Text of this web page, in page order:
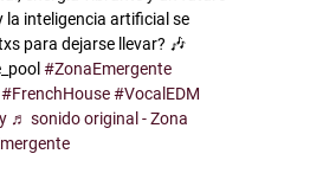
la inteligencia artificial se
para dejarse llevar? 🎶
#ZonaEmergente
#FrenchHouse #VocalEDM
♬ sonido original - Zona